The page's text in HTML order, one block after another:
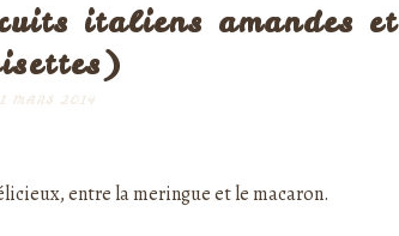
italiens amandes et
MARS 2014
entre la meringue et le macaron.